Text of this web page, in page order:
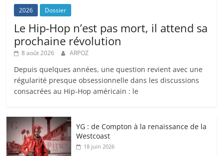
2026 Dossier
Le Hip-Hop n’est pas mort, il attend sa
prochaine révolution
8 août 2026 ARPOZ
Depuis quelques années, une question revient avec une
régularité presque obsessionnelle dans les discussions
consacrées au Hip-Hop américain : le
YG : de Compton à la renaissance de la
Westcoast
18 juin 2026